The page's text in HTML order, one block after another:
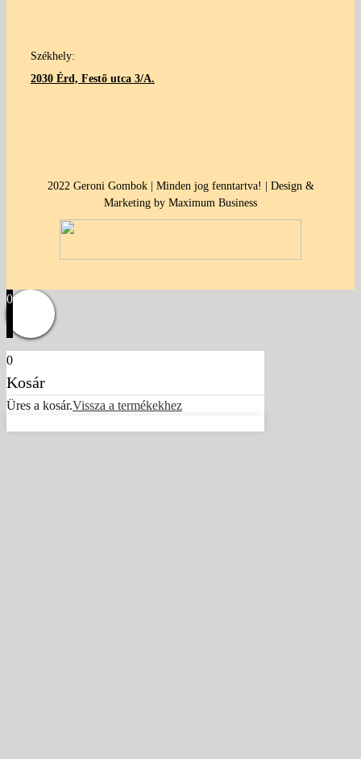
Székhely:
2030 Érd, Festő utca 3/A.
2022 Geroni Gombok | Minden jog fenntartva! | Design &
Marketing by Maximum Business
0
0
Kosár
Üres a kosár.Vissza a termékekhez